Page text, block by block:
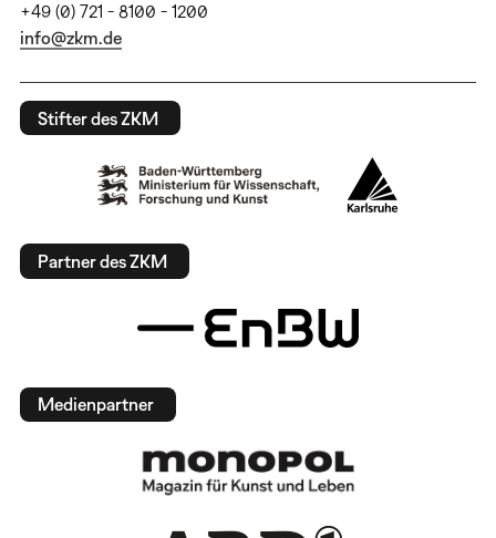
+49 (0) 721 - 8100 - 1200
info@zkm.de
Stifter des ZKM
Partner des ZKM
Medienpartner